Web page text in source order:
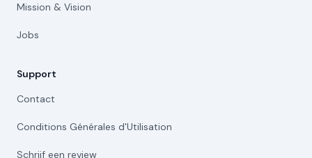
Mission & Vision
Jobs
Support
Contact
Conditions Générales d'Utilisation
Schrijf een review